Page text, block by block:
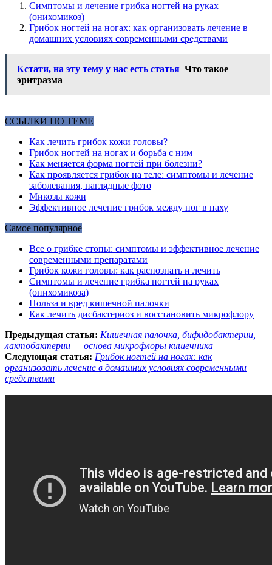
Симптомы и лечение грибка ногтей на руках
(онихомикоз)
Грибок ногтей на ногах: как организовать лечение в
домашних условиях современными средствами
Кстати, на эту тему у нас есть статья Что такое
эритразма
ССЫЛКИ ПО ТЕМЕ
Как лечить грибок кожи головы?
Грибок ногтей на ногах и борьба с ним
Как меняется форма ногтей при болезни?
Как проявляется грибок на теле: симптомы и лечение
заболевания, наглядные фото
Микозы кожи
Эффективное лечение грибок между ног в паху
Самое популярное
Все о грибке стопы: симптомы и эффективное лечение
современными препаратами
Грибок кожи головы: как распознать и лечить
Симптомы и лечение грибка ногтей на руках
(онихомикоза)
Польза и вред кишечной палочки
Как лечить дисбактериоз и восстановить микрофлору
Предыдущая статья: Кишечная палочка, бифидобактерии,
лактобактерии — основа микрофлоры кишечника
Следующая статья: Грибок ногтей на ногах: как
организовать лечение в домашних условиях современными
средствами